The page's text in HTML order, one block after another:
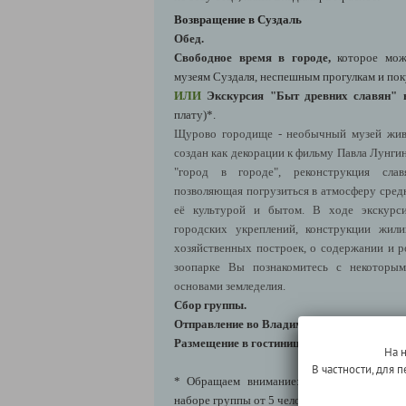
Возвращение в Суздаль
Обед.
Свободное время в городе,которое
музеям Суздаля, неспешным прогулкам и
ИЛИ Экскурсия "Быт древних
плату)*.
Щурово городище - необычный музей
создан как декорации к фильму Павла
"город в городе", реконструкция
позволяющая погрузиться в атмосферу
её культурой и бытом. В ходе
городских укреплений, конструкции
хозяйственных построек, о содержании и
зоопарке Вы познакомитесь с
основами земледелия.
Сбор группы.
Отправление во Владимир
Размещение в гостинице.
* Обращаем внимание: данная
наборе группы от 5 человек.
На
В частности, для